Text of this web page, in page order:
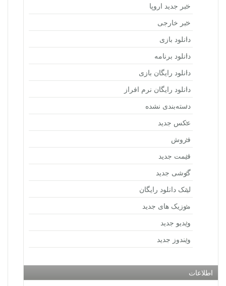
خبر جدید اروپا
خبر خارجی
دانلود بازی
دانلود برنامه
دانلود رایگان بازی
دانلود رایگان نرم افراز
دسته‌بندی نشده
عکس جدید
فروش
قیمت جدید
گوشی جدید
لینک دانلود رایگان
موزیک های جدید
ویدیو جدید
ویندوز جدید
اطلاعات